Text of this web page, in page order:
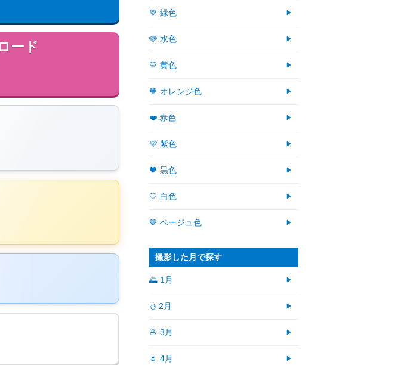
ード
💚 緑色
🩵 水色
💛 黄色
🧡 オレンジ色
❤️ 赤色
💜 紫色
🖤 黒色
🤍 白色
🤎 ベージュ色
撮影した月で探す
🌅 1月
⛄ 2月
🌸 3月
🌷 4月